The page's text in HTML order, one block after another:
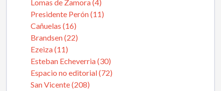
Lomas de Zamora (4)
Presidente Perón (11)
Cañuelas (16)
Brandsen (22)
Ezeiza (11)
Esteban Echeverria (30)
Espacio no editorial (72)
San Vicente (208)